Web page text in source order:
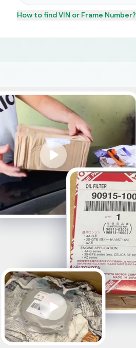
How to findVIN or Frame Number?